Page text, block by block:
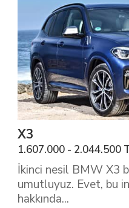
X3
1.607.000 - 2.044.500
İkinci nesil BMW X3
umutluyuz. Evet, bu
hakkında...